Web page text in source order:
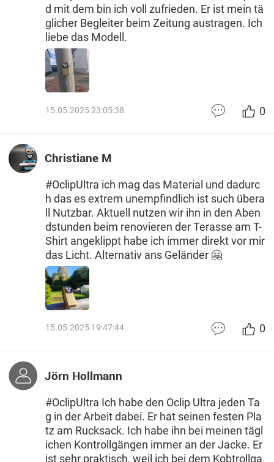
d mit dem bin ich voll zufrieden. Er ist mein tä
glicher Begleiter beim Zeitung austragen. Ich
liebe das Modell.
15.05.2025 23:05:38 0
Christiane M
#OclipUltra ich mag das Material und dadurc
h das es extrem unempfindlich ist such übera
ll Nutzbar. Aktuell nutzen wir ihn in den Aben
dstunden beim renovieren der Terasse am T-
Shirt angeklippt habe ich immer direkt vor mir
das Licht. Alternativ ans Geländer 🤗
15.05.2025 19:47:44 0
Jörn Hollmann
#OclipUltra Ich habe den Oclip Ultra jeden Ta
g in der Arbeit dabei. Er hat seinen festen Pla
tz am Rucksack. Ich habe ihn bei meinen tägl
ichen Kontrollgängen immer an der Jacke. Er
ist sehr praktisch, weil ich bei dem Kobtrollga